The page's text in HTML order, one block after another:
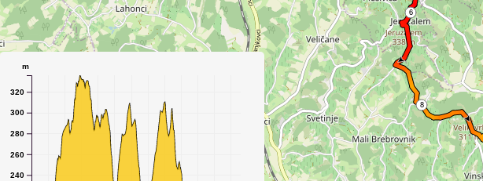
240
260
280
300
320
m